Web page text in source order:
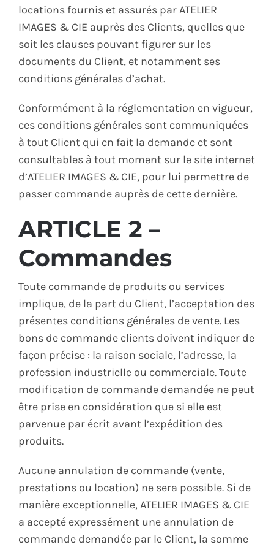
locations fournis et assurés par ATELIER
IMAGES & CIE auprès des Clients, quelles que
soit les clauses pouvant figurer sur les
documents du Client, et notamment ses
conditions générales d’achat.
Conformément à la réglementation en vigueur,
ces conditions générales sont communiquées
à tout Client qui en fait la demande et sont
consultables à tout moment sur le site internet
d’ATELIER IMAGES & CIE, pour lui permettre de
passer commande auprès de cette dernière.
ARTICLE 2 –
Commandes
Toute commande de produits ou services
implique, de la part du Client, l’acceptation des
présentes conditions générales de vente. Les
bons de commande clients doivent indiquer de
façon précise : la raison sociale, l’adresse, la
profession industrielle ou commerciale. Toute
modification de commande demandée ne peut
être prise en considération que si elle est
parvenue par écrit avant l’expédition des
produits.
Aucune annulation de commande (vente,
prestations ou location) ne sera possible. Si de
manière exceptionnelle, ATELIER IMAGES & CIE
a accepté expressément une annulation de
commande demandée par le Client, la somme